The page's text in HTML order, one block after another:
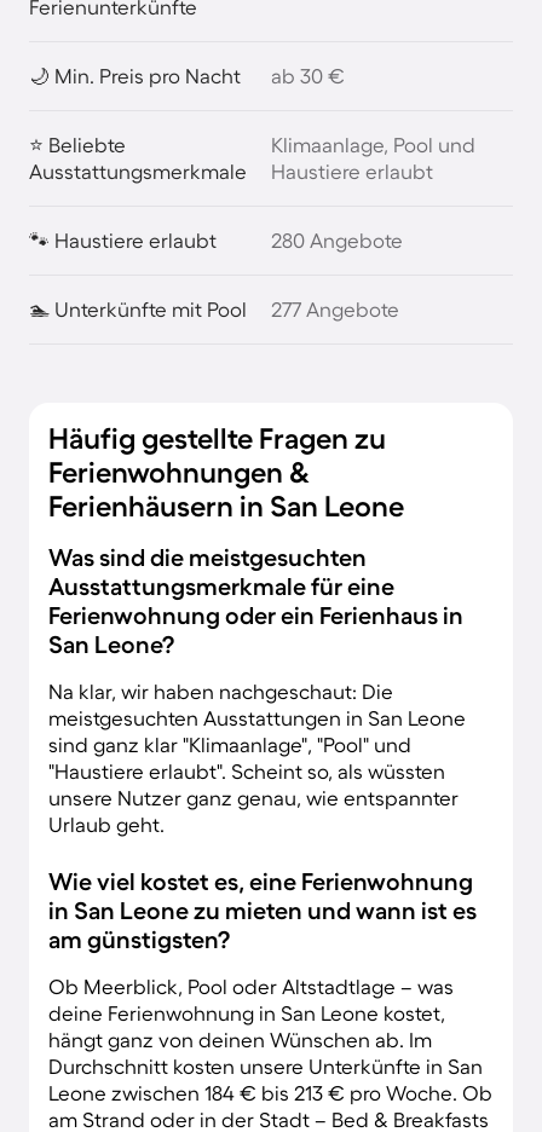
Ferienunterkünfte
🌙 Min. Preis pro Nacht ab 30 €
⭐ Beliebte
Ausstattungsmerkmale
Klimaanlage, Pool und
Haustiere erlaubt
🐾 Haustiere erlaubt 280 Angebote
🏊 Unterkünfte mit Pool 277 Angebote
Häufig gestellte Fragen zu
Ferienwohnungen &
Ferienhäusern in San Leone
Was sind die meistgesuchten
Ausstattungsmerkmale für eine
Ferienwohnung oder ein Ferienhaus in
San Leone?
Na klar, wir haben nachgeschaut: Die
meistgesuchten Ausstattungen in San Leone
sind ganz klar "Klimaanlage", "Pool" und
"Haustiere erlaubt". Scheint so, als wüssten
unsere Nutzer ganz genau, wie entspannter
Urlaub geht.
Wie viel kostet es, eine Ferienwohnung
in San Leone zu mieten und wann ist es
am günstigsten?
Ob Meerblick, Pool oder Altstadtlage – was
deine Ferienwohnung in San Leone kostet,
hängt ganz von deinen Wünschen ab. Im
Durchschnitt kosten unsere Unterkünfte in San
Leone zwischen 184 € bis 213 € pro Woche. Ob
am Strand oder in der Stadt – Bed & Breakfasts